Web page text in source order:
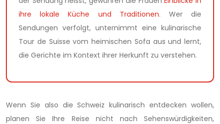
ihre lokale Küche und Traditionen. Wer die
Sendungen verfolgt, unternimmt eine kulinarische
Tour de Suisse vom heimischen Sofa aus und lernt,
die Gerichte im Kontext ihrer Herkunft zu verstehen.
Wenn Sie also die Schweiz kulinarisch entdecken wollen,
planen Sie Ihre Reise nicht nach Sehenswürdigkeiten,